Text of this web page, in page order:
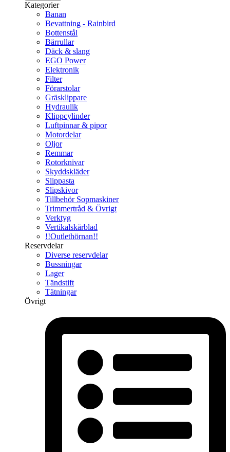
Kategorier
Banan
Bevattning - Rainbird
Bottenstål
Bärrullar
Däck & slang
EGO Power
Elektronik
Filter
Förarstolar
Gräsklippare
Hydraulik
Klippcylinder
Luftpinnar & pipor
Motordelar
Oljor
Remmar
Rotorknivar
Skyddskläder
Slippasta
Slipskivor
Tillbehör Sopmaskiner
Trimmertråd & Övrigt
Verktyg
Vertikalskärblad
!!Outlethörnan!!
Reservdelar
Diverse reservdelar
Bussningar
Lager
Tändstift
Tätningar
Övrigt